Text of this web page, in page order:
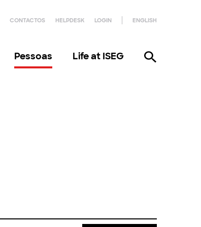
CONTACTOS HELPDESK LOGIN ENGLISH
Pessoas Life at ISEG